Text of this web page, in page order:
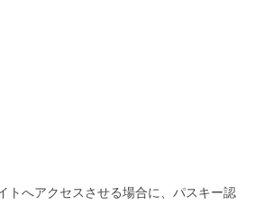
トへアクセスさせる場合に、パスキー認